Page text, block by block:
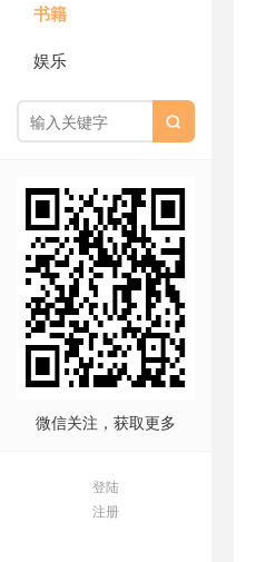
书籍
娱乐

微信关注，获取更多
登陆
注册